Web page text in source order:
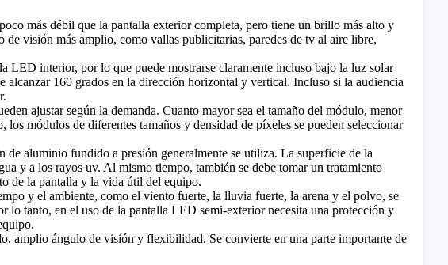
más débil que la pantalla exterior completa, pero tiene un brillo más alto y
visión más amplio, como vallas publicitarias, paredes de tv al aire libre,
LED interior, por lo que puede mostrarse claramente incluso bajo la luz solar
160 grados en la dirección horizontal y vertical. Incluso si la audiencia
ajustar según la demanda. Cuanto mayor sea el tamaño del módulo, menor
módulos de diferentes tamaños y densidad de píxeles se pueden seleccionar
aluminio fundido a presión generalmente se utiliza. La superficie de la
y a los rayos uv. Al mismo tiempo, también se debe tomar un tratamiento
de la pantalla y la vida útil del equipo.
y el ambiente, como el viento fuerte, la lluvia fuerte, la arena y el polvo, se
lo tanto, en el uso de la pantalla LED semi-exterior necesita una protección y
amplio ángulo de visión y flexibilidad. Se convierte en una parte importante de